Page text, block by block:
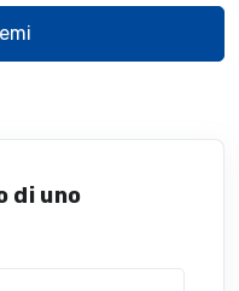
di uno